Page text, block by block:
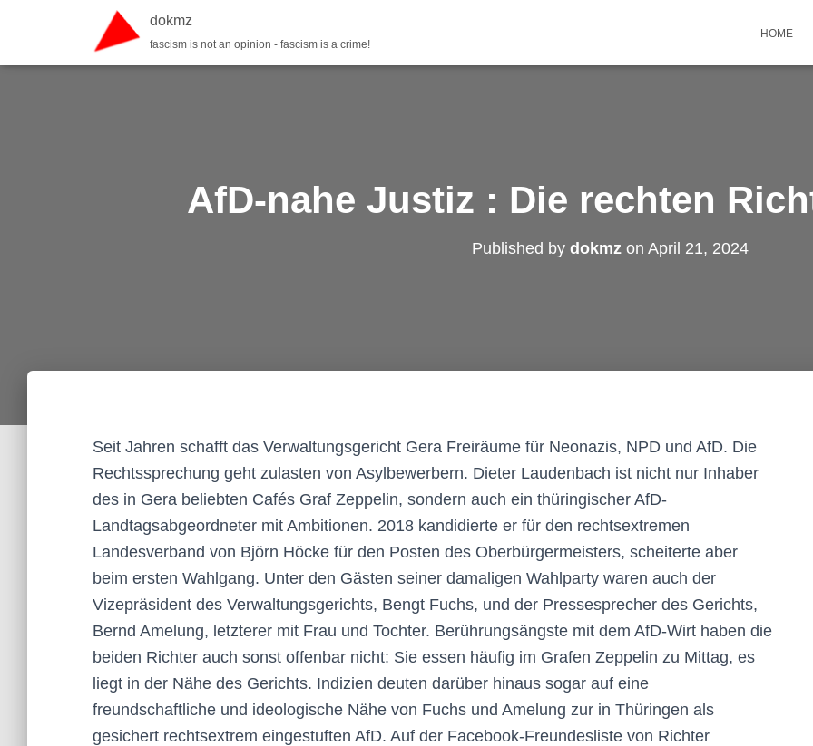
dokmz
fascism is not an opinion - fascism is a crime!
HOME
AfD-nahe Justiz : Die rechten
Published by dokmzon April 21, 2024
Seit Jahren schafft das Verwaltungsgericht Gera Freiräume für Neonazis, NPD und AfD. Die
Rechtssprechung geht zulasten von Asylbewerbern. Dieter Laudenbach ist nicht nur Inhaber
des in Gera beliebten Cafés Graf Zeppelin, sondern auch ein thüringischer AfD-
Landtagsabgeordneter mit Ambitionen. 2018 kandidierte er für den rechtsextremen
Landesverband von Björn Höcke für den Posten des Oberbürgermeisters, scheiterte aber
beim ersten Wahlgang. Unter den Gästen seiner damaligen Wahlparty waren auch der
Vizepräsident des Verwaltungsgerichts, Bengt Fuchs, und der Pressesprecher des Gerichts,
Bernd Amelung, letzterer mit Frau und Tochter. Berührungsängste mit dem AfD-Wirt haben die
beiden Richter auch sonst offenbar nicht: Sie essen häufig im Grafen Zeppelin zu Mittag, es
liegt in der Nähe des Gerichts. Indizien deuten darüber hinaus sogar auf eine
freundschaftliche und ideologische Nähe von Fuchs und Amelung zur in Thüringen als
gesichert rechtsextrem eingestuften AfD. Auf der Facebook-Freundesliste von Richter